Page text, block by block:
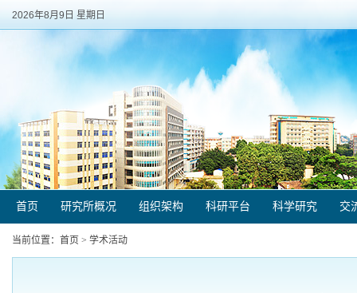
2026年8月9日 星期日
首页 研究所概况 组织架构 科研平台 科学研究 交
当前位置： 首页 > 学术活动